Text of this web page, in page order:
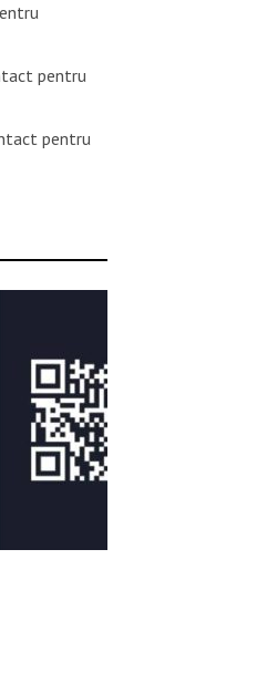
pentru
pentru